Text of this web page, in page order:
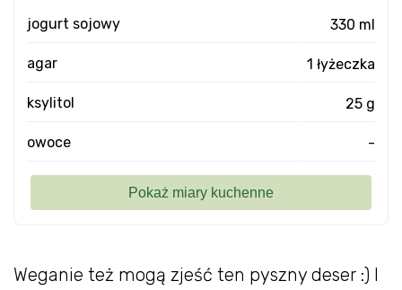
Weganie też mogą zjeść ten pyszny deser :) I
jogurt sojowy 330 ml
agar 1 łyżeczka
ksylitol 25 g
owoce -